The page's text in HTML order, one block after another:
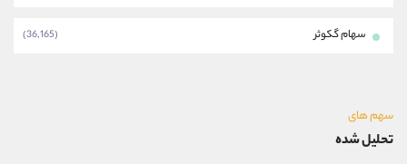
سهام گکوثر (36,165)
سهم های
تحلیل شده